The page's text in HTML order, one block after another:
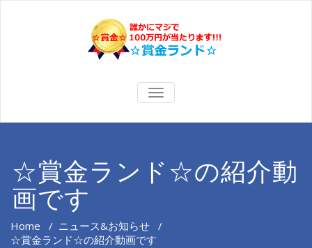
ナ
ビ
ン
を
え
☆賞金ランド☆の紹介動
画です
Home / ニュース&お知らせ /
☆賞金ランド☆の紹介動画です